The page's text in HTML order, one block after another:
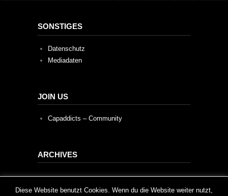
SONSTIGES
Datenschutz
Mediadaten
JOIN US
Capaddicts – Community
ARCHIVES
Archives
This website uses cookies to improve your experience. We'll
Diese Website benutzt Cookies. Wenn du die Website weiter nutzt,